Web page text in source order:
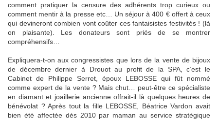
comment pratiquer la censure des adhérents trop curieux ou
comment mentir à la presse etc… Un séjour à 400 € offert à ceux
qui devineront combien vont coûter ces fantaisistes festivités ! (là
on plaisante). Les donateurs sont priés de se montrer
compréhensifs…
Expliquera-t-on aux congressistes que lors de la vente de bijoux
de décembre dernier à Drouot au profit de la SPA, c’est le
Cabinet de Philippe Serret, époux LEBOSSE qui fût nommé
comme expert de la vente ? Mais chut… peut-être ce spécialiste
en diamant et joaillerie ancienne offrait-il là quelques heures de
bénévolat ? Après tout la fille LEBOSSE, Béatrice Vardon avait
bien été affectée dès 2010 par maman au service stratégique